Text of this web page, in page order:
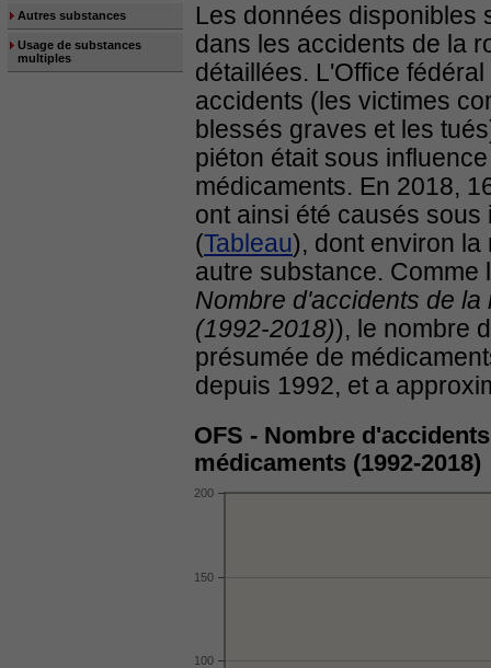
Autres substances
Usage de substances
multiples
Les données disponibles
dans les accidents de la
détaillées. L'Office
accidents (les victimes
blessés graves et les
piéton était sous
médicaments. En 2018,
ont ainsi été causés
(Tableau), dont environ la
autre substance.
Nombre d'accidents de
(1992-2018)), le nombre
présumée de
depuis 1992, et a
OFS - Nombre
médicaments (1992-2018)
100
150
200